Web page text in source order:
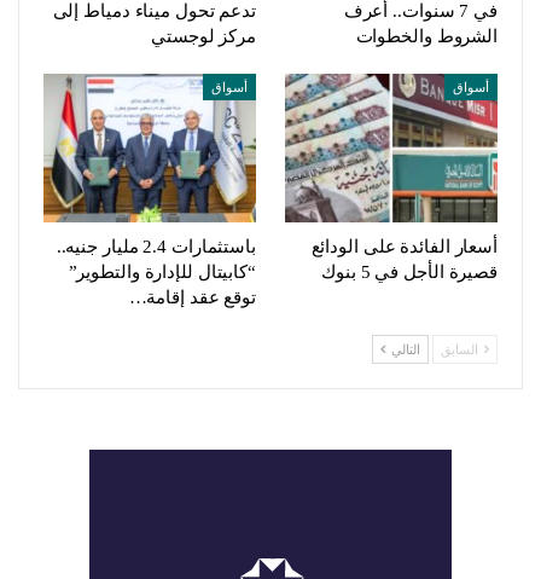
في 7 سنوات.. أعرف
الشروط والخطوات
تدعم تحول ميناء دمياط إلى
مركز لوجستي
أسواق
أسعار الفائدة على الودائع
قصيرة الأجل في 5 بنوك
أسواق
باستثمارات 2.4 مليار جنيه..
“كابيتال للإدارة والتطوير”
توقع عقد إقامة…
السابق التالي